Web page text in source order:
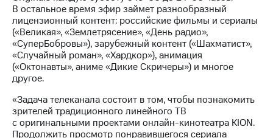
акционера
Акционерный
капитал
Контроль
и
аудит
Рынок
Описание
Программа
приобретения
В остальное время эфир займет разнообразный
лицензионный контент: российские фильмы и сериалы
(«Великая», «Землетрясение», «День радио»,
«СуперБобровы»), зарубежный контент («Шахматист»,
«Случайный роман», «Хардкор»), анимация
(«Октонавты», аниме «Дикие Скричеры») и многое
другое.
«Задача телеканала состоит в том, чтобы познакомить
зрителей традиционного линейного ТВ
с оригинальными проектами онлайн-кинотеатра KION.
Продолжить просмотр понравившегося сериала